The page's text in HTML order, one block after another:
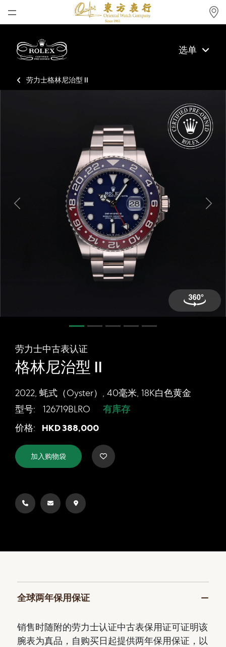
最新消息
腕表资讯
劳力士中古表认证
登入
注册
会员尊享
繁體中文
选单
劳力士格林尼治型 II
劳力士中古表认证
格林尼治型 II
2022, 蚝式（Oyster）, 40毫米, 18K白色黄金
型号:
126719BLRO 有库存
劳力士中古表认证 格林尼治型 II,
价格: HKD388,000
加入购物袋
Previous Next
全球两年保用保证
销售时随附的劳力士认证中古表保用证可证明该
腕表为真品，自购买日起提供两年保用保证，以